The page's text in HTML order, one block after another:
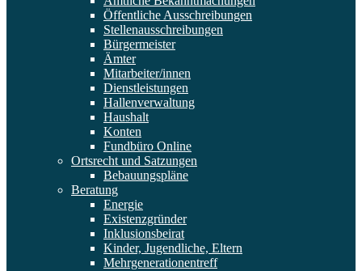
Öffentliche Ausschreibungen
Stellenausschreibungen
Bürgermeister
Ämter
Mitarbeiter/innen
Dienstleistungen
Hallenverwaltung
Haushalt
Konten
Fundbüro Online
Ortsrecht und Satzungen
Bebauungspläne
Beratung
Energie
Existenzgründer
Inklusionsbeirat
Kinder, Jugendliche, Eltern
Mehrgenerationentreff